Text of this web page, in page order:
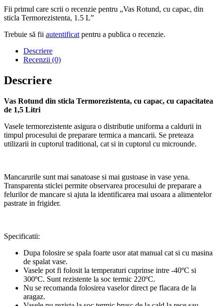
Fii primul care scrii o recenzie pentru „Vas Rotund, cu capac, din
sticla Termorezistenta, 1.5 L”
Trebuie să fii autentificat pentru a publica o recenzie.
Descriere
Recenzii (0)
Descriere
Vas Rotund din sticla Termorezistenta, cu capac, cu capacitatea
de 1,5 Litri
Vasele termorezistente asigura o distributie uniforma a caldurii in
timpul procesului de preparare termica a mancarii. Se preteaza
utilizarii in cuptorul traditional, cat si in cuptorul cu microunde.
Mancarurile sunt mai sanatoase si mai gustoase in vase yena.
Transparenta sticlei permite observarea procesului de preparare a
felurilor de mancare si ajuta la identificarea mai usoara a alimentelor
pastrate in frigider.
Specificatii:
Dupa folosire se spala foarte usor atat manual cat si cu masina
de spalat vase.
Vasele pot fi folosit la temperaturi cuprinse intre -40ºC si
300ºC. Sunt rezistente la soc termic 220ºC.
Nu se recomanda folosirea vaselor direct pe flacara de la
aragaz.